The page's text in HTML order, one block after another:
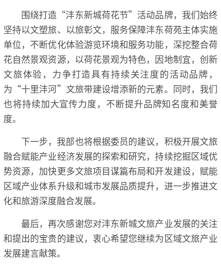
围绕打造“沣东新城荷花节”活动品牌，我们始终
坚持以文塑旅、以旅彰文，服务保障沣东荷苑主体实施
单位，不断优化体验游览环境和服务功能，深挖整合荷
花自然景观资源，以荷花景观为特色，因地制宜，创新
文旅体验，力争打造具有持续关注度的活动品牌，
为“十里沣河”文旅带建设增添新的元素。同时，我们
也将持续加大宣传力度，不断提升品牌知名度和美誉
度。
下一步，我部也将根据委员的建议，积极开展文旅
融合赋能产业经济发展的探索和研究，持续挖掘区域优
势资源，加快更多文旅项目谋篇布局和开发建设，赋能
区域产业体系升级和城市发展品质提升，进一步推进文
化和旅游深度融合发展。
最后，再次感谢您对沣东新城文旅产业发展的关注
和提出的宝贵的建议，衷心希望您继续为区域文旅产业
发展建言献策。